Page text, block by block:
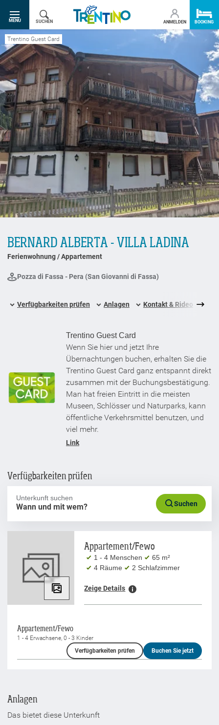
SR.TOGGLE-NAVIGATION
MENU
SUCHEN ANMELDEN BOOKING